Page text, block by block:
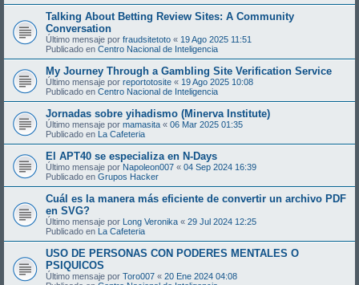
Talking About Betting Review Sites: A Community
Conversation
Último mensaje por fraudsitetoto « 19 Ago 2025 11:51
Publicado en Centro Nacional de Inteligencia
My Journey Through a Gambling Site Verification Service
Último mensaje por reportotosite « 19 Ago 2025 10:08
Publicado en Centro Nacional de Inteligencia
Jornadas sobre yihadismo (Minerva Institute)
Último mensaje por mamasita « 06 Mar 2025 01:35
Publicado en La Cafeteria
El APT40 se especializa en N-Days
Último mensaje por Napoleon007 « 04 Sep 2024 16:39
Publicado en Grupos Hacker
Cuál es la manera más eficiente de convertir un archivo PDF
en SVG?
Último mensaje por Long Veronika « 29 Jul 2024 12:25
Publicado en La Cafeteria
USO DE PERSONAS CON PODERES MENTALES O
PSIQUICOS
Último mensaje por Toro007 « 20 Ene 2024 04:08